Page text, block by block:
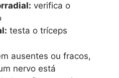
verifica o
testa o tríceps
ausentes ou fracos,
nervo está